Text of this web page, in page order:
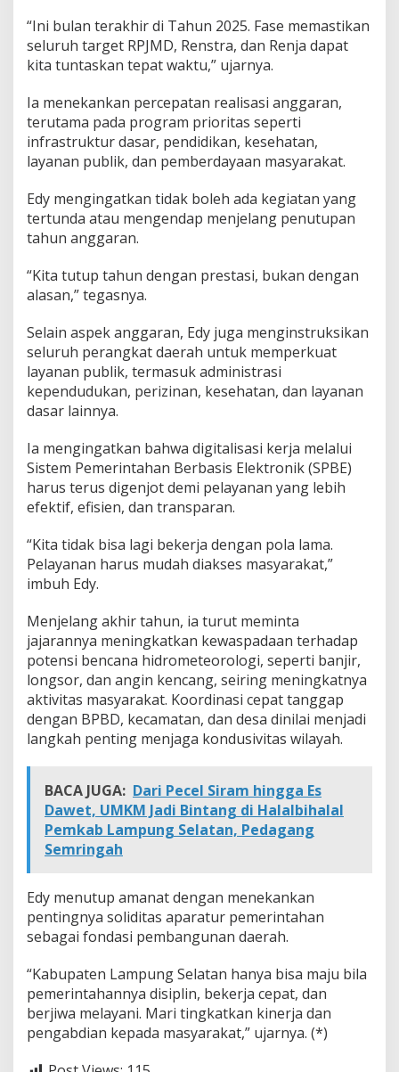
t
a
n
L
y
a
n
a
n
u
b
k
,
y
F
r
n
d
:
T
u
p
T
u
n
e
n
g
a
n
P
e
s
t
a
“Ini bulan terakhir di Tahun 2025. Fase memastikan
seluruh target RPJMD, Renstra, dan Renja dapat
kita tuntaskan tepat waktu,” ujarnya.
Ia menekankan percepatan realisasi anggaran,
terutama pada program prioritas seperti
infrastruktur dasar, pendidikan, kesehatan,
layanan publik, dan pemberdayaan masyarakat.
Edy mengingatkan tidak boleh ada kegiatan yang
tertunda atau mengendap menjelang penutupan
tahun anggaran.
“Kita tutup tahun dengan prestasi, bukan dengan
alasan,” tegasnya.
Selain aspek anggaran, Edy juga menginstruksikan
seluruh perangkat daerah untuk memperkuat
layanan publik, termasuk administrasi
kependudukan, perizinan, kesehatan, dan layanan
dasar lainnya.
Ia mengingatkan bahwa digitalisasi kerja melalui
Sistem Pemerintahan Berbasis Elektronik (SPBE)
harus terus digenjot demi pelayanan yang lebih
efektif, efisien, dan transparan.
“Kita tidak bisa lagi bekerja dengan pola lama.
Pelayanan harus mudah diakses masyarakat,”
imbuh Edy.
Menjelang akhir tahun, ia turut meminta
jajarannya meningkatkan kewaspadaan terhadap
potensi bencana hidrometeorologi, seperti banjir,
longsor, dan angin kencang, seiring meningkatnya
aktivitas masyarakat. Koordinasi cepat tanggap
dengan BPBD, kecamatan, dan desa dinilai menjadi
langkah penting menjaga kondusivitas wilayah.
BACA JUGA: Dari Pecel Siram hingga Es
Dawet, UMKM Jadi Bintang di Halalbihalal
Pemkab Lampung Selatan, Pedagang
Semringah
Edy menutup amanat dengan menekankan
pentingnya soliditas aparatur pemerintahan
sebagai fondasi pembangunan daerah.
“Kabupaten Lampung Selatan hanya bisa maju bila
pemerintahannya disiplin, bekerja cepat, dan
berjiwa melayani. Mari tingkatkan kinerja dan
pengabdian kepada masyarakat,” ujarnya. (*)